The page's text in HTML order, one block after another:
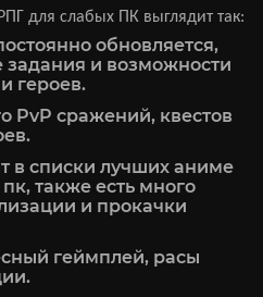
для слабых ПК выглядит так:
обновляется,
и возможности
героев.
PvP сражений, квестов
в списки лучших аниме
также есть много
и прокачки
геймплей, расы